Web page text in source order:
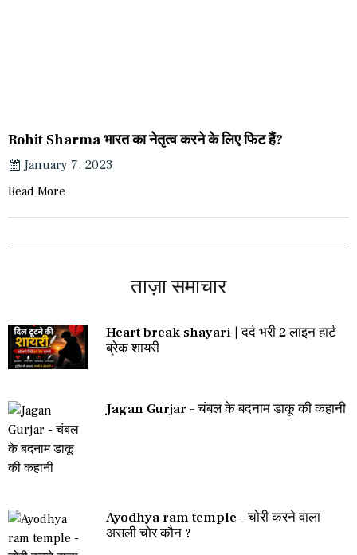
Rohit Sharma भारत का नेतृत्व करने के लिए फिट हैं?
January 7, 2023
Read More
ताज़ा समाचार
Heart break shayari | दर्द भरी 2 लाइन हार्ट
ब्रेक शायरी
Jagan Gurjar – चंबल के बदनाम डाकू की कहानी
Ayodhya ram temple – चोरी करने वाला
असली चोर कौन ?